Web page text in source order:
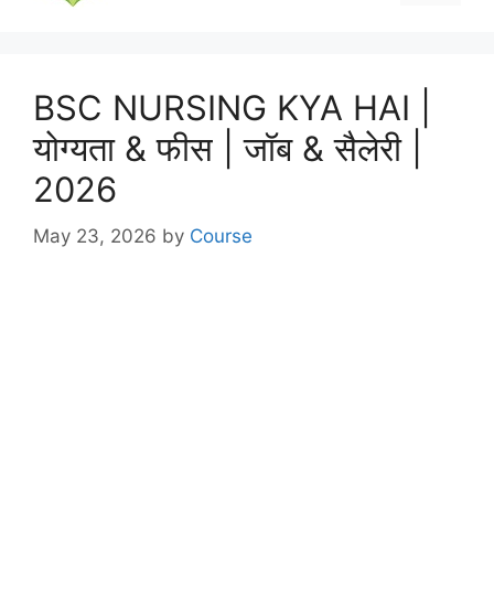
BSC NURSING KYA HAI |
योग्यता & फीस | जॉब & सैलेरी |
2026
May 23, 2026 by Course